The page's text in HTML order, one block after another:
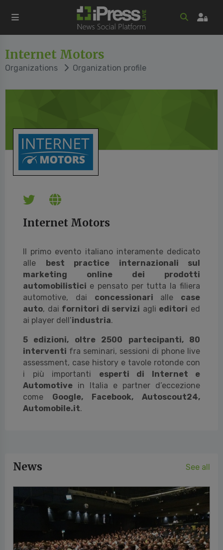
Internet Motors
Organizations Organization profile
Internet Motors
Il primo evento italiano interamente dedicato
alle best practice internazionali sul
marketing online dei prodotti
automobilistici e pensato per tutta la filiera
automotive, dai concessionari alle case
auto, dai fornitori di servizi agli editori ed
ai player dell’industria.
5 edizioni, oltre 2500 partecipanti, 80
interventi fra seminari, sessioni di phone live
assessment, case history e tavole rotonde con
i più importanti esperti di Internet e
Automotive in Italia e partner d’eccezione
come Google, Facebook, Autoscout24,
Automobile.it.
News See all